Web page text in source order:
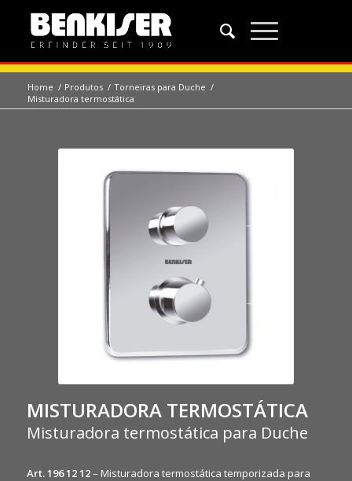
Home / Produtos / Torneiras para Duche /
Misturadora termostática
MISTURADORA TERMOSTÁTICA
Misturadora termostática para Duche
Art. 196 12 12– Misturadora termostática temporizada para